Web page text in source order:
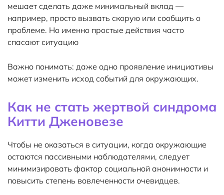
мешает сделать даже минимальный вклад —
например, просто вызвать скорую или сообщить о
проблеме. Но именно простые действия часто
спасают ситуацию
Важно понимать: даже одно проявление инициативы
может изменить исход событий для окружающих.
Как не стать жертвой синдрома
Китти Дженовезе
Чтобы не оказаться в ситуации, когда окружающие
остаются пассивными наблюдателями, следует
минимизировать фактор социальной анонимности и
повысить степень вовлеченности очевидцев.